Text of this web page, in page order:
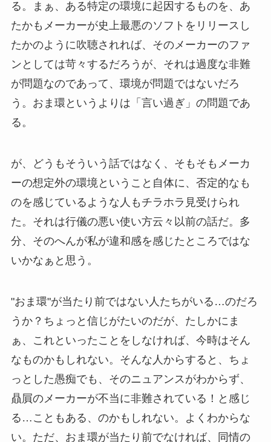
る。まぁ、ある特定の環境に起因するものを、あ
たかもメーカーが史上最悪のソフトをリリースし
たかのように吹聴されれば、そのメーカーのファ
ンとしては苛々するだろうが、それは過度な非難
が問題なのであって、環境が問題ではないだろ
う。おま環というよりは「言い過ぎ」の問題であ
る。
が、どうもそういう話ではなく、そもそもメーカ
ーの想定外の環境ということ自体に、否定的なも
のを感じているような人もチラホラ見受けられ
た。それは行儀の悪い使い方云々以前の話だ。多
分、そのへんが私が違和感を感じたところではな
いかなぁと思う。
"おま環"が当たり前ではない人たちがいる…のだろ
うか？ちょっと信じがたいのだが、たしかにま
ぁ、これといったことをしなければ、今時はそん
なものかもしれない。そんな人からすると、ちょ
っとした愚痴でも、そのニュアンスがわからず、
贔屓のメーカーが不当に非難されている！と感じ
る…こともある、のかもしれない。よくわからな
い。ただ、おま環が当たり前でなければ、同情の